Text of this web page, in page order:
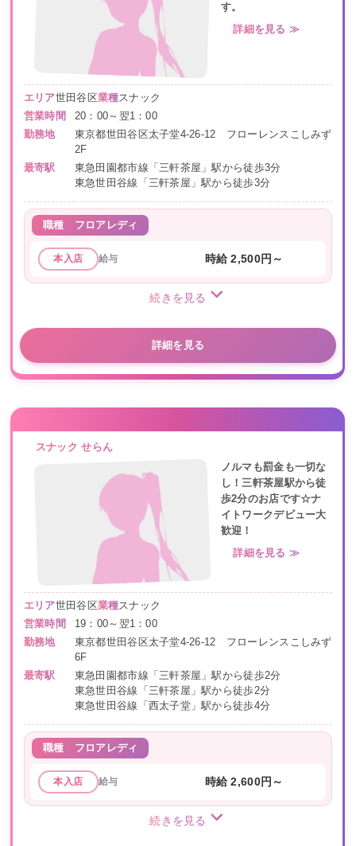
す。
詳細を見る ≫
エリア世田谷区業種スナック
営業時間
20：00～翌1：00
勤務地
東京都世田谷区太子堂4-26-12 フローレンスこしみず
2F
最寄駅
東急田園都市線「三軒茶屋」駅から徒歩3分
東急世田谷線「三軒茶屋」駅から徒歩3分
職種 フロアレディ
本入店 給与 時給 2,500円～
続きを見る
詳細を見る
スナック せらん
ノルマも罰金も一切な
し！三軒茶屋駅から徒
歩2分のお店です☆ナ
イトワークデビュー大
歓迎！
詳細を見る ≫
エリア世田谷区業種スナック
営業時間
19：00～翌1：00
勤務地
東京都世田谷区太子堂4-26-12 フローレンスこしみず
6F
最寄駅
東急田園都市線「三軒茶屋」駅から徒歩2分
東急世田谷線「三軒茶屋」駅から徒歩2分
東急世田谷線「西太子堂」駅から徒歩4分
職種 フロアレディ
本入店 給与 時給 2,600円～
続きを見る